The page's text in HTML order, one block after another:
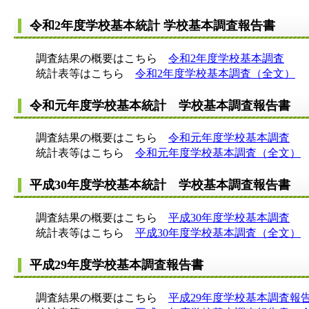
令和2年度学校基本統計 学校基本調査報告書
調査結果の概要はこちら 令和2年度学校基本調査
統計表等はこちら 令和2年度学校基本調査（全文）
令和元年度学校基本統計 学校基本調査報告書
調査結果の概要はこちら 令和元年度学校基本調査
統計表等はこちら 令和元年度学校基本調査（全文）
平成30年度学校基本統計 学校基本調査報告書
調査結果の概要はこちら 平成30年度学校基本調査
統計表等はこちら 平成30年度学校基本調査（全文）
平成29年度学校基本調査報告書
調査結果の概要はこちら 平成29年度学校基本調査報